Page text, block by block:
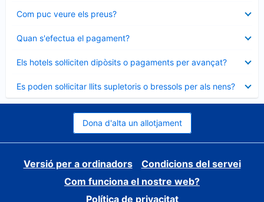
Com puc veure els preus?
tancat
Quan s'efectua el pagament?
tancat
Els hotels sol·liciten dipòsits o pagaments per avançat?
tancat
Es poden sol·licitar llits supletoris o bressols per als nens?
tancat
Dona d'alta un allotjament
Versió per a ordinadors
Condicions del servei
Com funciona el nostre web?
Política de privacitat